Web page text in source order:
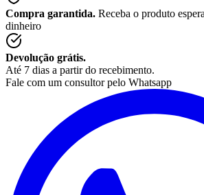
Compra garantida. Receba o produto
dinheiro
Devolução grátis.
Até 7 dias a partir do recebimento.
Fale com um consultor pelo Whatsapp